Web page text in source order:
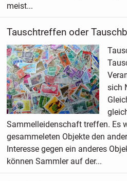
meist...
Tauschtreffen oder
sich
Sammelleidenschaft treffen. Es
gesammeleten Objekte den
Interesse gegen ein anderes
können Sammler auf der...